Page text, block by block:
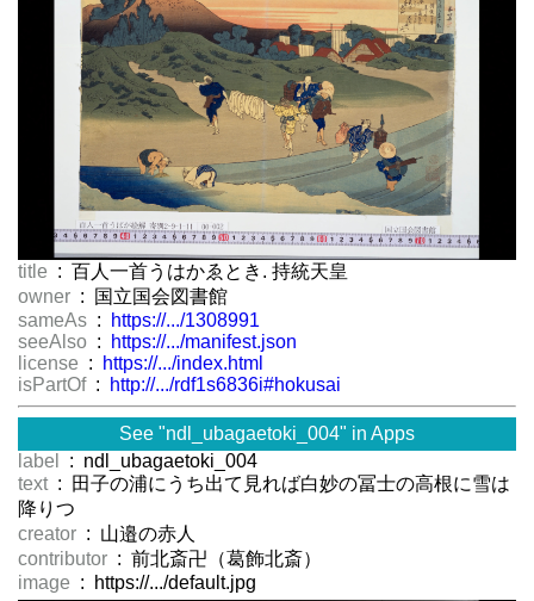
title : 百人一首うはかゑとき. 持統天皇
owner : 国立国会図書館
sameAs :
https://.../1308991
seeAlso :
https://.../manifest.json
license :
https://.../index.html
isPartOf : http://.../rdf1s6836i#hokusai
See "ndl_ubagaetoki_004" in Apps
label
: ndl_ubagaetoki_004
text : 田子の浦にうち出て見れば白妙の冨士の高根に雪は
降りつゝ
creator : 山邉の赤人
contributor : 前北斎卍（葛飾北斎）
image : https://.../default.jpg